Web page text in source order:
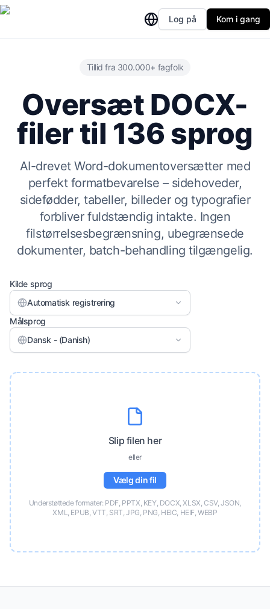
Log på Kom i gang
Tillid fra 300.000+ fagfolk
Oversæt DOCX-
filer til 136 sprog
AI-drevet Word-dokumentoversætter med
perfekt formatbevarelse – sidehoveder,
sidefødder, tabeller, billeder og typografier
forbliver fuldstændig intakte. Ingen
filstørrelsesbegrænsning, ubegrænsede
dokumenter, batch-behandling tilgængelig.
Kilde sprog
Automatisk registrering
Målsprog
Dansk - (Danish)
Slip filen her
eller
Vælg din fil
Understøttede formater: PDF, PPTX, KEY, DOCX, XLSX, CSV, JSON,
XML, EPUB, VTT, SRT, JPG, PNG, HEIC, HEIF, WEBP